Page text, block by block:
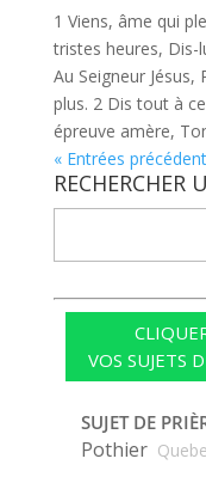
1 Viens, âme qui
tristes heures, Dis-
Au Seigneur Jésus,
plus. 2 Dis tout à
épreuve amère,
« Entrées
RECHERCHER
VOS SUJETS
SUJET DE
Pothier